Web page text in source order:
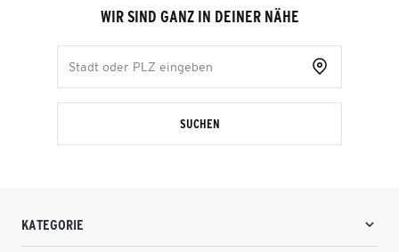
WIR SIND GANZ IN DEINER NÄHE
SUCHEN
KATEGORIE